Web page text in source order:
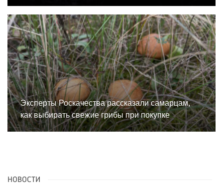
Эксперты Роскачества рассказали самарцам,
как выбирать свежие грибы при покупке
НОВОСТИ